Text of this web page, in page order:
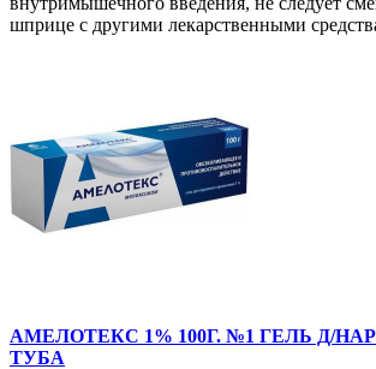
шприце с другими лекарственными
АМЕЛОТЕКС 1% 100Г. №1 ГЕЛЬ Д/
ТУБА